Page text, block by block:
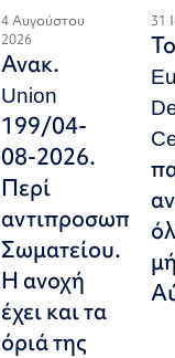
4 Αυγούστου
2026
Ανακ.
Union
199/04-
08-2026.
Περί
Σωματείου.
Η ανοχή
έχει και τα
όριά της
31
Το